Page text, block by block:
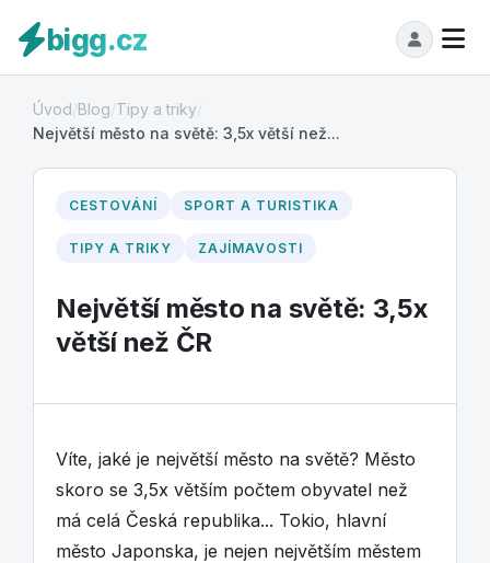
bigg.cz
Úvod Blog Tipy a triky
Největší město na světě: 3,5x větší než...
CESTOVÁNÍ SPORT A TURISTIKA
TIPY A TRIKY ZAJÍMAVOSTI
Největší město na světě: 3,5x
větší než ČR
Víte, jaké je největší město na světě? Město
skoro se 3,5x větším počtem obyvatel než
má celá Česká republika... Tokio, hlavní
město Japonska, je nejen největším městem